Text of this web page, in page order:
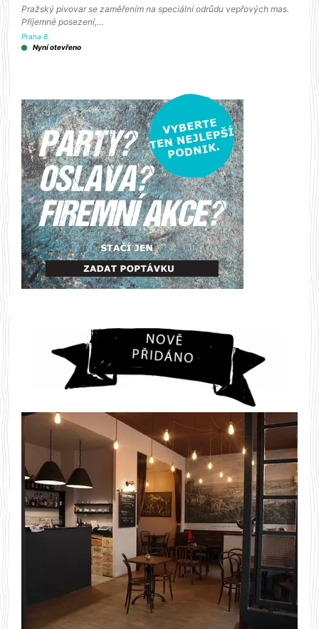
Pražský pivovar se zaměřením na speciální odrůdu vepřových mas.
Příjemné posezení,…
Praha 8
Nyní otevřeno